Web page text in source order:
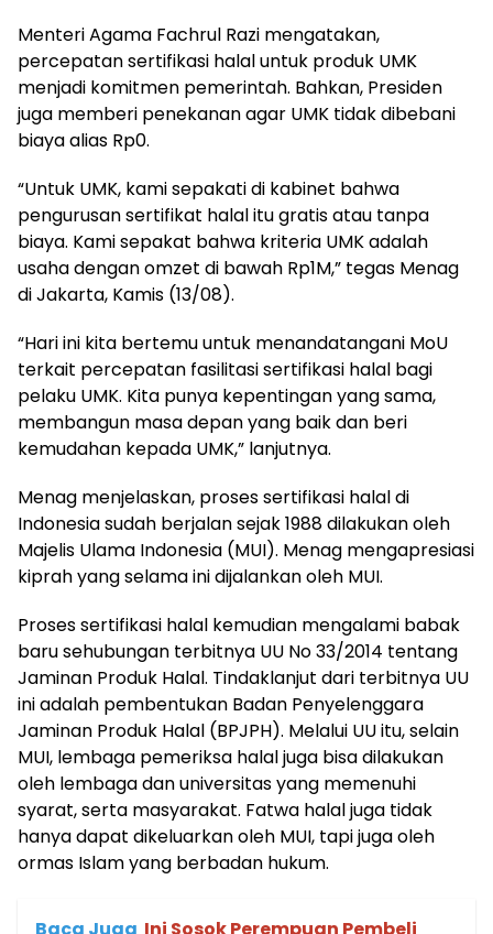
Menteri Agama Fachrul Razi mengatakan,
percepatan sertifikasi halal untuk produk UMK
menjadi komitmen pemerintah. Bahkan, Presiden
juga memberi penekanan agar UMK tidak dibebani
biaya alias Rp0.
“Untuk UMK, kami sepakati di kabinet bahwa
pengurusan sertifikat halal itu gratis atau tanpa
biaya. Kami sepakat bahwa kriteria UMK adalah
usaha dengan omzet di bawah Rp1M,” tegas Menag
di Jakarta, Kamis (13/08).
“Hari ini kita bertemu untuk menandatangani MoU
terkait percepatan fasilitasi sertifikasi halal bagi
pelaku UMK. Kita punya kepentingan yang sama,
membangun masa depan yang baik dan beri
kemudahan kepada UMK,” lanjutnya.
Menag menjelaskan, proses sertifikasi halal di
Indonesia sudah berjalan sejak 1988 dilakukan oleh
Majelis Ulama Indonesia (MUI). Menag mengapresiasi
kiprah yang selama ini dijalankan oleh MUI.
Proses sertifikasi halal kemudian mengalami babak
baru sehubungan terbitnya UU No 33/2014 tentang
Jaminan Produk Halal. Tindaklanjut dari terbitnya UU
ini adalah pembentukan Badan Penyelenggara
Jaminan Produk Halal (BPJPH). Melalui UU itu, selain
MUI, lembaga pemeriksa halal juga bisa dilakukan
oleh lembaga dan universitas yang memenuhi
syarat, serta masyarakat. Fatwa halal juga tidak
hanya dapat dikeluarkan oleh MUI, tapi juga oleh
ormas Islam yang berbadan hukum.